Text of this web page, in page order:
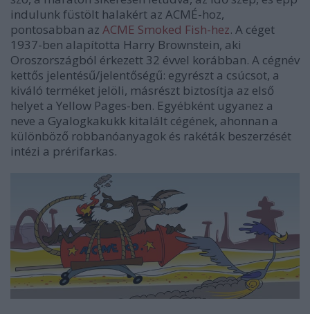
indulunk füstölt halakért az ACMÉ-hoz,
pontosabban az ACME Smoked Fish-hez. A céget
1937-ben alapította Harry Brownstein, aki
Oroszországból érkezett 32 évvel korábban. A cégnév
kettős jelentésű/jelentőségű: egyrészt a csúcsot, a
kiváló terméket jelöli, másrészt biztosítja az első
helyet a Yellow Pages-ben. Egyébként ugyanez a
neve a Gyalogkakukk kitalált cégének, ahonnan a
különböző robbanóanyagok és rakéták beszerzését
intézi a prérifarkas.